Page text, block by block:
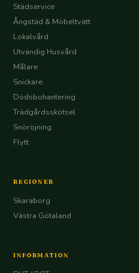
Städservice
Ångstäd & Möbeltvätt
Lokalvård
Utvändig Husvård
Målare
Snickare
Dödsbohantering
Trädgårdsskötsel
Snöröjning
Flytt
REGIONER
Skaraborg
Västra Götaland
INFORMATION